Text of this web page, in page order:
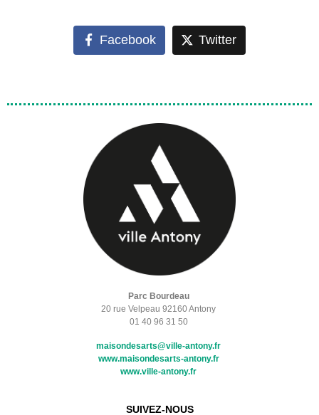
Facebook Twitter
Parc Bourdeau
20 rue Velpeau 92160 Antony
01 40 96 31 50
maisondesarts@ville-antony.fr
www.maisondesarts-antony.fr
www.ville-antony.fr
SUIVEZ-NOUS